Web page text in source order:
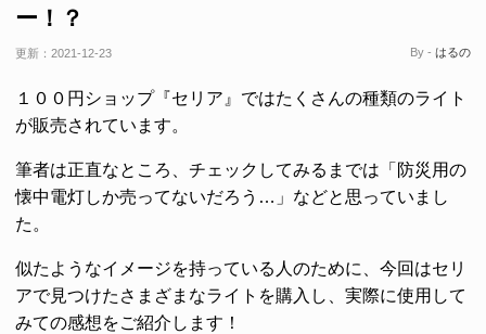
ー！？
更新： 2021-12-23 By - はるの
１００円ショップ『セリア』ではたくさんの種類のライト
が販売されています。
筆者は正直なところ、チェックしてみるまでは「防災用の
懐中電灯しか売ってないだろう…」などと思っていまし
た。
似たようなイメージを持っている人のために、今回はセリ
アで見つけたさまざまなライトを購入し、実際に使用して
みての感想をご紹介します！